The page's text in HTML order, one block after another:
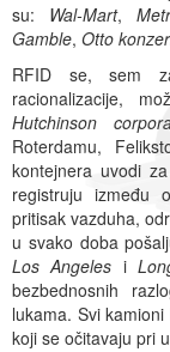
su: Wal-Mart,
Gamble, Otto
RFID se, sem
racionalizacije,
Hutchinson
Roterdamu,
kontejnera uvodi
registruju između
pritisak vazduha,
u svako doba
Los Angeles i
bezbednosnih
lukama. Svi
koji se očitavaju pri